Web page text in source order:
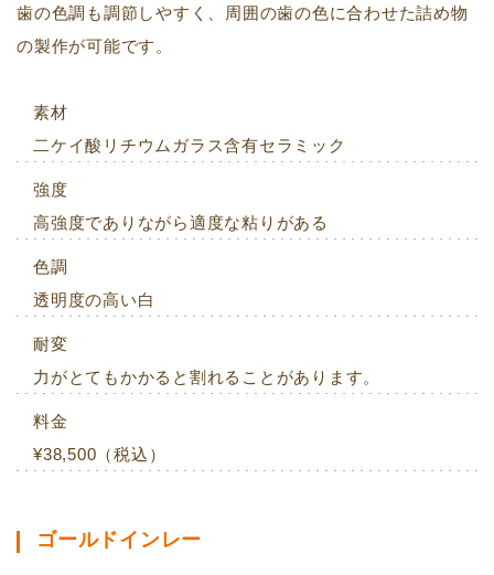
歯の色調も調節しやすく、周囲の歯の色に合わせた詰め物
の製作が可能です。
素材
二ケイ酸リチウムガラス含有セラミック
強度
高強度でありながら適度な粘りがある
色調
透明度の高い白
耐変
力がとてもかかると割れることがあります。
料金
¥38,500（税込）
ゴールドインレー